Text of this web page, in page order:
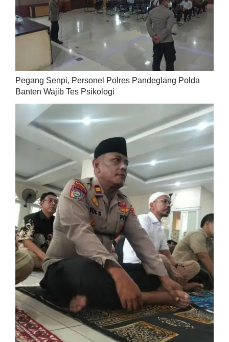
Pegang Senpi, Personel Polres Pandeglang Polda
Banten Wajib Tes Psikologi